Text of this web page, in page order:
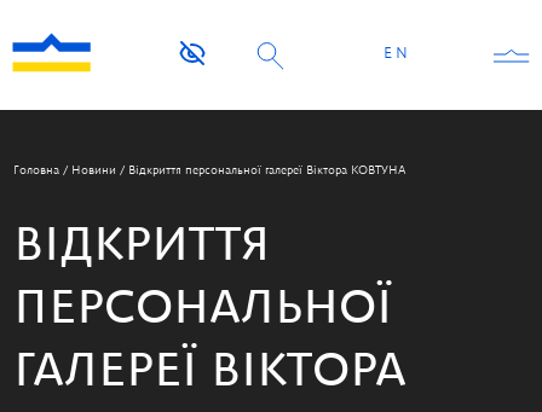
EN
Головна / Новини / Відкриття персональної галереї Віктора КОВТУНА
ВІДКРИТТЯ
ПЕРСОНАЛЬНОЇ
ГАЛЕРЕЇ ВІКТОРА